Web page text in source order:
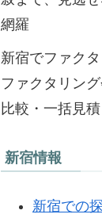
網羅
新宿でファク
ファクタリン
比較・一括見
新宿情報
新宿での